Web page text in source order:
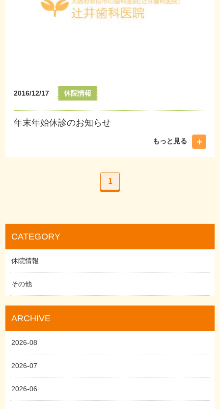
2016/12/17 休院情報
年末年始休診のお知らせ
もっと見る
1
CATEGORY
休院情報
その他
ARCHIVE
2026-08
2026-07
2026-06